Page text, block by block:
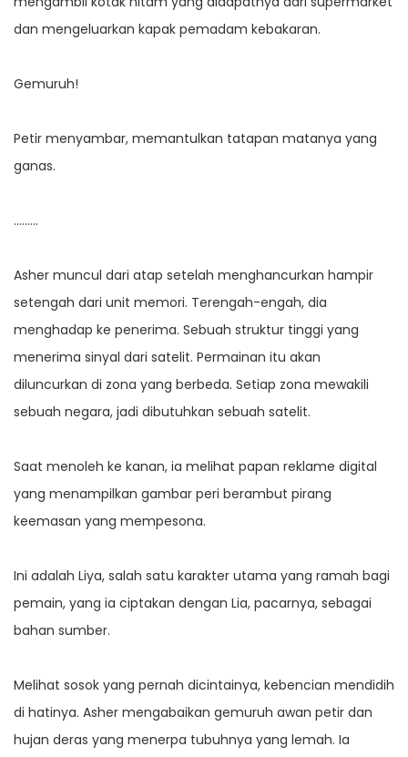
dan mengeluarkan kapak pemadam kebakaran.
Gemuruh!
Petir menyambar, memantulkan tatapan matanya yang
ganas.
………
Asher muncul dari atap setelah menghancurkan hampir
setengah dari unit memori. Terengah-engah, dia
menghadap ke penerima. Sebuah struktur tinggi yang
menerima sinyal dari satelit. Permainan itu akan
diluncurkan di zona yang berbeda. Setiap zona mewakili
sebuah negara, jadi dibutuhkan sebuah satelit.
Saat menoleh ke kanan, ia melihat papan reklame digital
yang menampilkan gambar peri berambut pirang
keemasan yang mempesona.
Ini adalah Liya, salah satu karakter utama yang ramah bagi
pemain, yang ia ciptakan dengan Lia, pacarnya, sebagai
bahan sumber.
Melihat sosok yang pernah dicintainya, kebencian mendidih
di hatinya. Asher mengabaikan gemuruh awan petir dan
hujan deras yang menerpa tubuhnya yang lemah. Ia